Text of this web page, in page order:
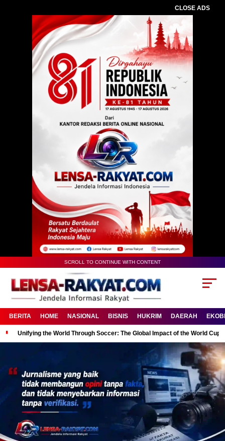
CLOSE ADS
SCROLL TO CONTINUE WITH CONTENT
BERITA HOME NASIONAL BISNIS HUKRIM DAERAH
Unifying the World Through Soccer: The Global Impact of the World Cup